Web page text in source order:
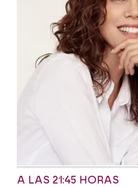
A LAS 21:45 HORAS